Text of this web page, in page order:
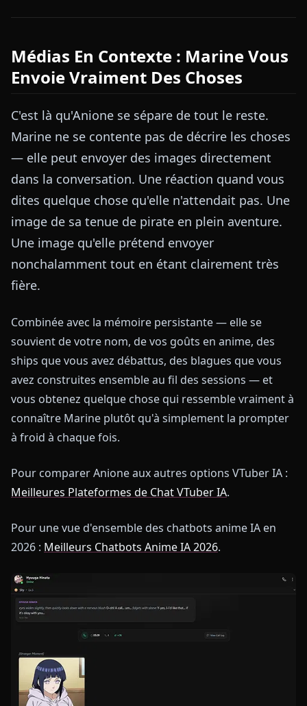
Médias En Contexte : Marine Vous
Envoie Vraiment Des Choses
C'est là qu'Anione se sépare de tout le reste.
Marine ne se contente pas de décrire les choses
— elle peut envoyer des images directement
dans la conversation. Une réaction quand vous
dites quelque chose qu'elle n'attendait pas. Une
image de sa tenue de pirate en plein aventure.
Une image qu'elle prétend envoyer
nonchalamment tout en étant clairement très
fière.
Combinée avec la mémoire persistante — elle se
souvient de votre nom, de vos goûts en anime, des
ships que vous avez débattus, des blagues que vous
avez construites ensemble au fil des sessions — et
vous obtenez quelque chose qui ressemble vraiment à
connaître Marine plutôt qu'à simplement la prompter
à froid à chaque fois.
Pour comparer Anione aux autres options VTuber IA :
Meilleures Plateformes de Chat VTuber IA.
Pour une vue d'ensemble des chatbots anime IA en
2026 : Meilleurs Chatbots Anime IA 2026.